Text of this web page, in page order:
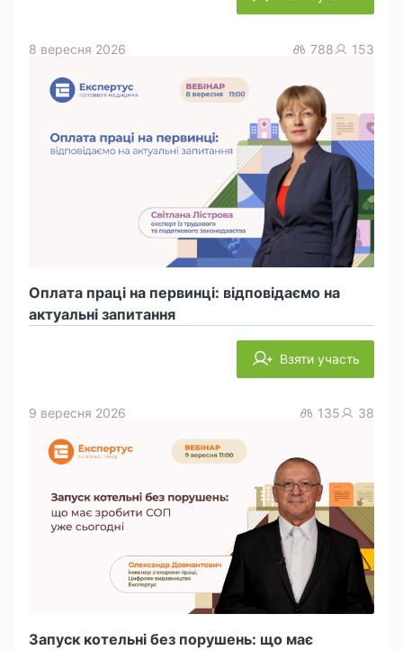
Оплата праці на первинці: відповідаємо на
актуальні запитання
8 вересня 2026 788 153
Взяти участь
Запуск котельні без порушень: що має
9 вересня 2026 135 38